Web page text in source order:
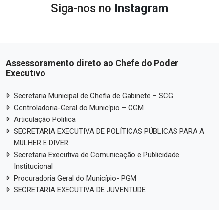
Siga-nos no Instagram
Assessoramento direto ao Chefe do Poder
Executivo
Secretaria Municipal de Chefia de Gabinete – SCG
Controladoria-Geral do Município – CGM
Articulação Política
SECRETARIA EXECUTIVA DE POLÍTICAS PÚBLICAS PARA A
MULHER E DIVER
Secretaria Executiva de Comunicação e Publicidade
Institucional
Procuradoria Geral do Município- PGM
SECRETARIA EXECUTIVA DE JUVENTUDE